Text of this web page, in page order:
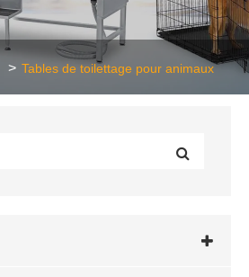
Tables de toilettage pour animaux